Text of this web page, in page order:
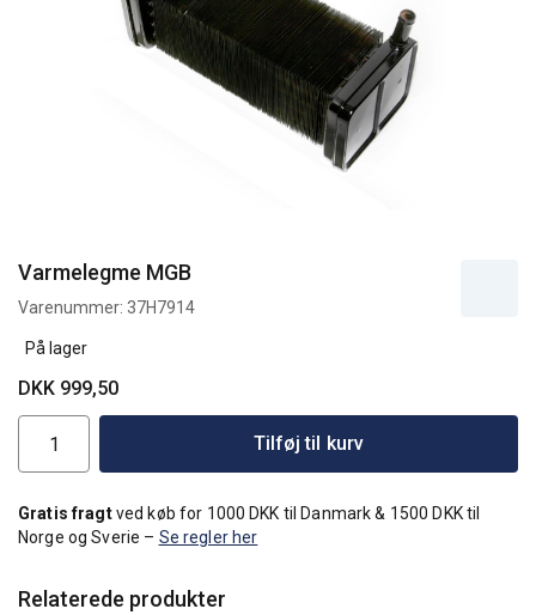
Varmelegme MGB
Varenummer: 37H7914
På lager
DKK 999,50
Tilføj til kurv
Gratis fragtved køb for 1000 DKK til Danmark & 1500 DKK til
Norge og Sverie – Se regler her
Relaterede produkter